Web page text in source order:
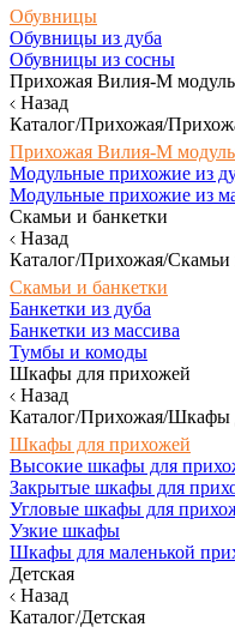
Обувницы
Обувницы из дуба
Обувницы из сосны
Прихожая Вилия-М
Назад
Каталог/Прихожая/
Прихожая Вилия-М
Модульные прихожие из
Модульные прихожие из
Скамьи и банкетки
Назад
Каталог/Прихожая/Скамьи
Скамьи и банкетки
Банкетки из дуба
Банкетки из массива
Тумбы и комоды
Шкафы для прихожей
Назад
Каталог/Прихожая/Шкафы
Шкафы для прихожей
Высокие шкафы для
Закрытые шкафы для
Угловые шкафы для
Узкие шкафы
Шкафы для маленькой
Детская
Назад
Каталог/Детская